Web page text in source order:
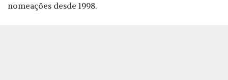
nomeações desde 1998.